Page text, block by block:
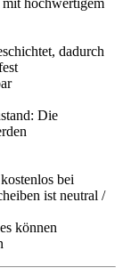
mit hochwertigem
dadurch
Die
bei
ist neutral /
können